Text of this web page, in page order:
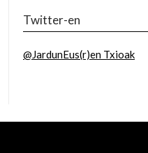
Twitter-en
@JardunEus(r)en Txioak